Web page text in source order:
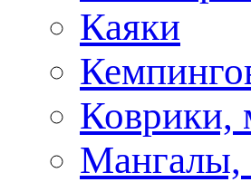
Каяки
Коврики,
Мангалы,